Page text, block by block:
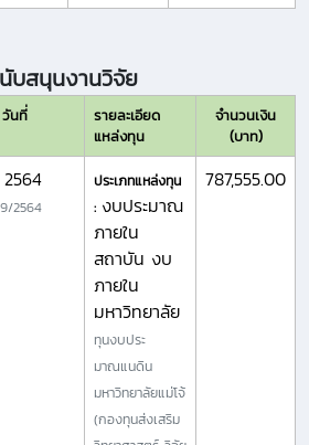
บสนุนงานวิจัย
นที่
รายละเอียด
แหล่งทุน
จำนวนเงิน
(บาท)
2564
ประเภทแหล่งทุน
: งบประมาณ
ภายใน
สถาบัน งบ
ภายใน
มหาวิทยาลัย
ทุนงบประ
มาณแนดิน
มหาวิทยาลัยแม่โจ้
(กองทุนส่งเสริม
787,555.00